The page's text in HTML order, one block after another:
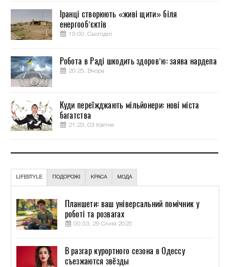
Іранці створюють «живі щити» біля
енергооб’єктів
19:00, Сьогодні
Робота в Раді шкодить здоров’ю: заява нардепа
20:25, Вчора
Куди переїжджають мільйонери: нові міста
багатства
21:23, 03 Квітня
LIFESTYLE ПОДОРОЖІ КРАСА МОДА
Планшети: ваш універсальний помічник у
роботі та розвагах
00:53, 29 Січня 2025
В разгар курортного сезона в Одессу
съезжаются звёзды